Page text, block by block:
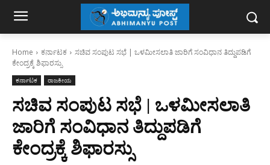
Home ಕರ್ನಾಟಕ
ಸಚಿವ ಸಂಪುಟ ಸಭೆ | ಒಳಮೀಸಲಾತಿ ಜಾರಿಗೆ ಸಂವಿಧಾನ ತಿದ್ದುಪಡಿಗೆ
ಕೇಂದ್ರಕ್ಕೆ ಶಿಫಾರಸ್ಸು
ಕರ್ನಾಟಕ ರಾಜಕೀಯ
ಸಚಿವ ಸಂಪುಟ ಸಭೆ | ಒಳಮೀಸಲಾತಿ
ಜಾರಿಗೆ ಸಂವಿಧಾನ ತಿದ್ದುಪಡಿಗೆ
ಕೇಂದ್ರಕ್ಕೆ ಶಿಫಾರಸ್ಸು